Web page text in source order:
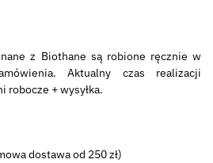
z Biothane są robione ręcznie w
Aktualny czas realizacji
robocze + wysyłka.
dostawa od 250 zł)